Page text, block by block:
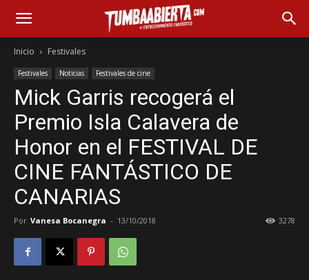
Inicio Festivales
Festivales Noticias Festivales de cine
Mick Garris recogerá el
Premio Isla Calavera de
Honor en el FESTIVAL DE
CINE FANTÁSTICO DE
CANARIAS
Por Vanesa Bocanegra - 13/10/2018 3278